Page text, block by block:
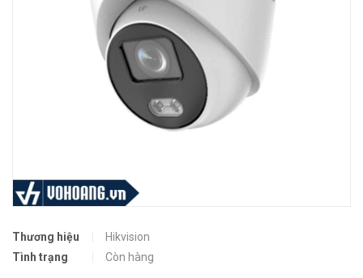
Thương hiệu
Hikvision
Tình trạng
Còn hàng